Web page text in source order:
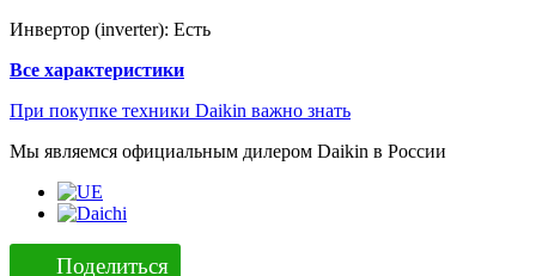
Инвертор (inverter): Есть
Все характеристики
При покупке техники Daikin важно знать
Мы являемся официальным дилером Daikin в России
Поделиться